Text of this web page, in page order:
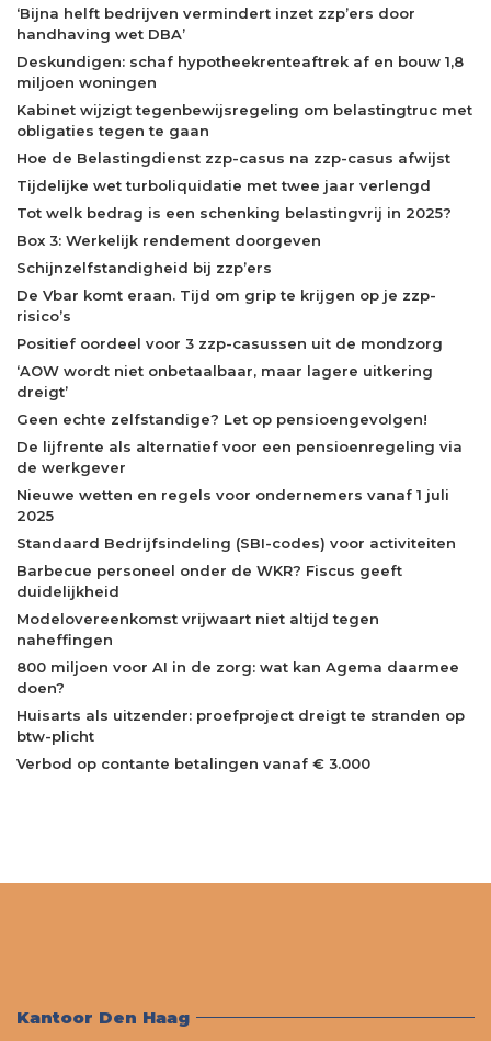
‘Bijna helft bedrijven vermindert inzet zzp’ers door
handhaving wet DBA’
Deskundigen: schaf hypotheekrenteaftrek af en bouw 1,8
miljoen woningen
Kabinet wijzigt tegenbewijsregeling om belastingtruc met
obligaties tegen te gaan
Hoe de Belastingdienst zzp-casus na zzp-casus afwijst
Tijdelijke wet turboliquidatie met twee jaar verlengd
Tot welk bedrag is een schenking belastingvrij in 2025?
Box 3: Werkelijk rendement doorgeven
Schijnzelfstandigheid bij zzp’ers
De Vbar komt eraan. Tijd om grip te krijgen op je zzp-
risico’s
Positief oordeel voor 3 zzp-casussen uit de mondzorg
‘AOW wordt niet onbetaalbaar, maar lagere uitkering
dreigt’
Geen echte zelfstandige? Let op pensioengevolgen!
De lijfrente als alternatief voor een pensioenregeling via
de werkgever
Nieuwe wetten en regels voor ondernemers vanaf 1 juli
2025
Standaard Bedrijfsindeling (SBI-codes) voor activiteiten
Barbecue personeel onder de WKR? Fiscus geeft
duidelijkheid
Modelovereenkomst vrijwaart niet altijd tegen
naheffingen
800 miljoen voor AI in de zorg: wat kan Agema daarmee
doen?
Huisarts als uitzender: proefproject dreigt te stranden op
btw-plicht
Verbod op contante betalingen vanaf € 3.000
Kantoor Den Haag